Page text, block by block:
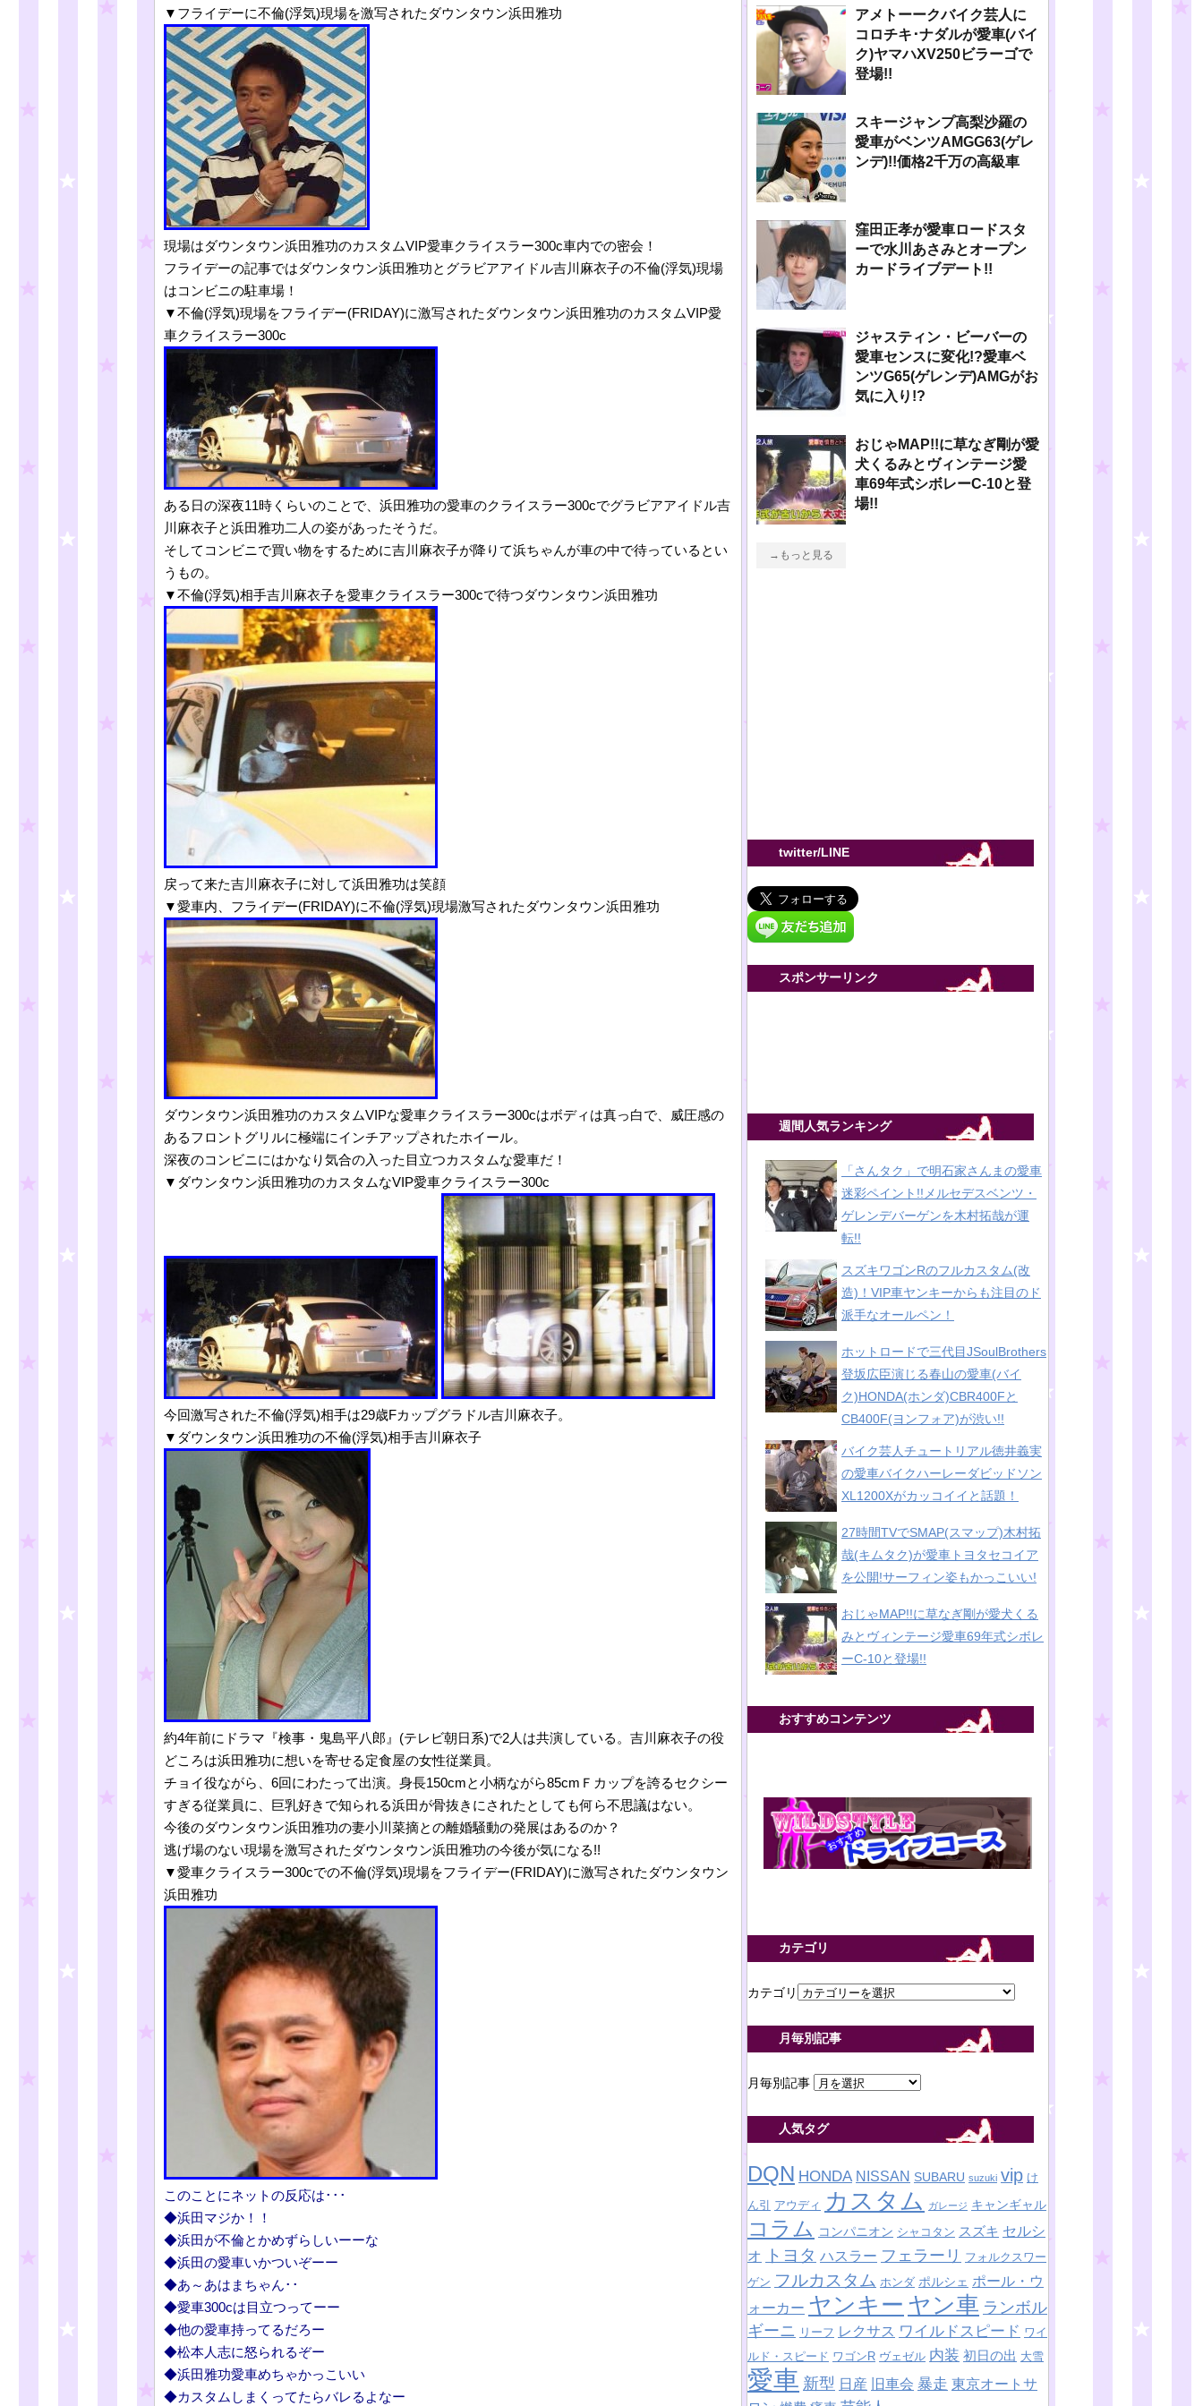
▼フライデーに不倫(浮気)現場を激写されたダウンタウン浜田雅功
現場はダウンタウン浜田雅功のカスタムVIP愛車クライスラー300c車内での密会！
フライデーの記事ではダウンタウン浜田雅功とグラビアアイドル吉川麻衣子の不倫(浮気)現場
はコンビニの駐車場！
▼不倫(浮気)現場をフライデー(FRIDAY)に激写されたダウンタウン浜田雅功のカスタムVIP愛
車クライスラー300c
ある日の深夜11時くらいのことで、浜田雅功の愛車のクライスラー300cでグラビアアイドル吉
川麻衣子と浜田雅功二人の姿があったそうだ。
そしてコンビニで買い物をするために吉川麻衣子が降りて浜ちゃんが車の中で待っているとい
うもの。
▼不倫(浮気)相手吉川麻衣子を愛車クライスラー300cで待つダウンタウン浜田雅功
戻って来た吉川麻衣子に対して浜田雅功は笑顔
▼愛車内、フライデー(FRIDAY)に不倫(浮気)現場激写されたダウンタウン浜田雅功
ダウンタウン浜田雅功のカスタムVIPな愛車クライスラー300cはボディは真っ白で、威圧感の
あるフロントグリルに極端にインチアップされたホイール。
深夜のコンビニにはかなり気合の入った目立つカスタムな愛車だ！
▼ダウンタウン浜田雅功のカスタムなVIP愛車クライスラー300c
今回激写された不倫(浮気)相手は29歳Fカップグラドル吉川麻衣子。
▼ダウンタウン浜田雅功の不倫(浮気)相手吉川麻衣子
約4年前にドラマ『検事・鬼島平八郎』(テレビ朝日系)で2人は共演している。吉川麻衣子の役
どころは浜田雅功に想いを寄せる定食屋の女性従業員。
チョイ役ながら、6回にわたって出演。身長150cmと小柄ながら85cmＦカップを誇るセクシー
すぎる従業員に、巨乳好きで知られる浜田が骨抜きにされたとしても何ら不思議はない。
今後のダウンタウン浜田雅功の妻小川菜摘との離婚騒動の発展はあるのか？
逃げ場のない現場を激写されたダウンタウン浜田雅功の今後が気になる!!
▼愛車クライスラー300cでの不倫(浮気)現場をフライデー(FRIDAY)に激写されたダウンタウン
浜田雅功
このことにネットの反応は･･･
◆浜田マジか！！
◆浜田が不倫とかめずらしいーーな
◆浜田の愛車いかついぞーー
◆あ～あはまちゃん･･
◆愛車300cは目立つってーー
◆他の愛車持ってるだろー
◆松本人志に怒られるぞー
◆浜田雅功愛車めちゃかっこいい
◆カスタムしまくってたらバレるよなー
アメトーークバイク芸人に
コロチキ･ナダルが愛車(バイ
ク)ヤマハXV250ビラーゴで
登場!!
スキージャンプ高梨沙羅の
愛車がベンツAMGG63(ゲレ
ンデ)!!価格2千万の高級車
窪田正孝が愛車ロードスタ
ーで水川あさみとオープン
カードライブデート!!
ジャスティン・ビーバーの
愛車センスに変化!?愛車ベ
ンツG65(ゲレンデ)AMGがお
気に入り!?
おじゃMAP!!に草なぎ剛が愛
犬くるみとヴィンテージ愛
車69年式シボレーC-10と登
場!!
→もっと見る
twitter/LINE
スポンサーリンク
週間人気ランキング
「さんタク」で明石家さんまの愛車
迷彩ペイント!!メルセデスベンツ・
ゲレンデバーゲンを木村拓哉が運
転!!
スズキワゴンRのフルカスタム(改
造)！VIP車ヤンキーからも注目のド
派手なオールペン！
ホットロードで三代目JSoulBrothers
登坂広臣演じる春山の愛車(バイ
ク)HONDA(ホンダ)CBR400Fと
CB400F(ヨンフォア)が渋い!!
バイク芸人チュートリアル徳井義実
の愛車バイクハーレーダビッドソン
XL1200Xがカッコイイと話題！
27時間TVでSMAP(スマップ)木村拓
哉(キムタク)が愛車トヨタセコイア
を公開!サーフィン姿もかっこいい!
おじゃMAP!!に草なぎ剛が愛犬くる
みとヴィンテージ愛車69年式シボレ
ーC-10と登場!!
おすすめコンテンツ
カテゴリ
カテゴリ
月毎別記事
月毎別記事
人気タグ
DQN HONDA NISSAN SUBARU suzuki vip け
ん引 アウディ カスタム ガレージ キャンギャル
コラム コンパニオン シャコタン スズキ セルシ
オ
トヨタ ハスラー フェラーリ
フォルクスワー
ゲン フルカスタム ホンダ ポルシェ ポール・ウ
ォーカー ヤンキー ヤン車 ランボル
ギーニ
リーフ レクサス ワイルドスピード ワイ
ルド・スピード ワゴンR ヴェゼル 内装 初日の出 大雪
愛車 新型 日産 旧車会 暴走 東京オートサ